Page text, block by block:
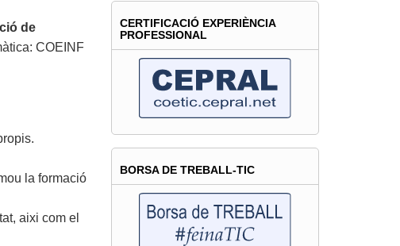
de
COEINF
la formació
aixi com el
CERTIFICACIÓ EXPERIÈNCIA
PROFESSIONAL
BORSA DE TREBALL-TIC